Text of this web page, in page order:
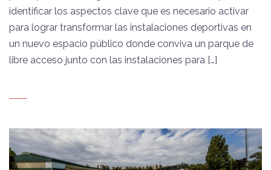
identificar los aspectos clave que es necesario activar
para lograr transformar las instalaciones deportivas en
un nuevo espacio público donde conviva un parque de
libre acceso junto con las instalaciones para […]